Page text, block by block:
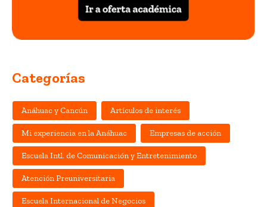
Categorías
Anáhuac y Cancún Artículos de interés
Mi experiencia en la Anáhuac Empresas de acción
Escuela Intl. de Comunicación y Entretenimiento
Atención Preuniversitaria
Escuela Internacional de Negocios